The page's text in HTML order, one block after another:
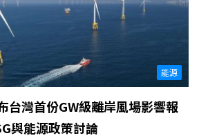
能源
台灣首份GW級離岸風場影響報
與能源政策討論